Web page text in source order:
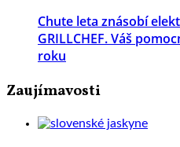
Chute leta znásobí
GRILLCHEF. Váš
roku
Zaujímavosti